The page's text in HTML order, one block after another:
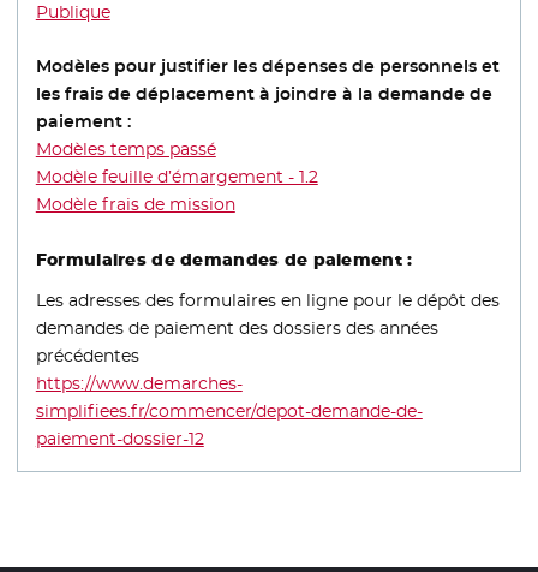
Publique- Nouvelle fenêtre
Modèles pour justifier les dépenses de personnels et
les frais de déplacement à joindre à la demande de
paiement :
Modèles temps passé
Modèle feuille d’émargement - 1.2
Modèle frais de mission
Formulaires de demandes de paiement :
Les adresses des formulaires en ligne pour le dépôt des
demandes de paiement des dossiers des années
précédentes
https://www.demarches-
simplifiees.fr/commencer/depot-demande-de-
paiement-dossier-12- Nouvelle fenêtre